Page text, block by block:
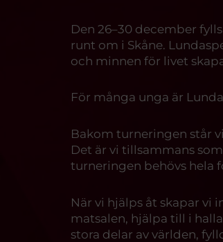
Den 26–30 december
runt om i Skåne.
och minnen för livet
För många unga är
Bakom turneringen står
Det är vi tillsammans
turneringen behövs hela
När vi hjälps åt skapar vi
matsalen, hjälpa till i
stora delar av världen,